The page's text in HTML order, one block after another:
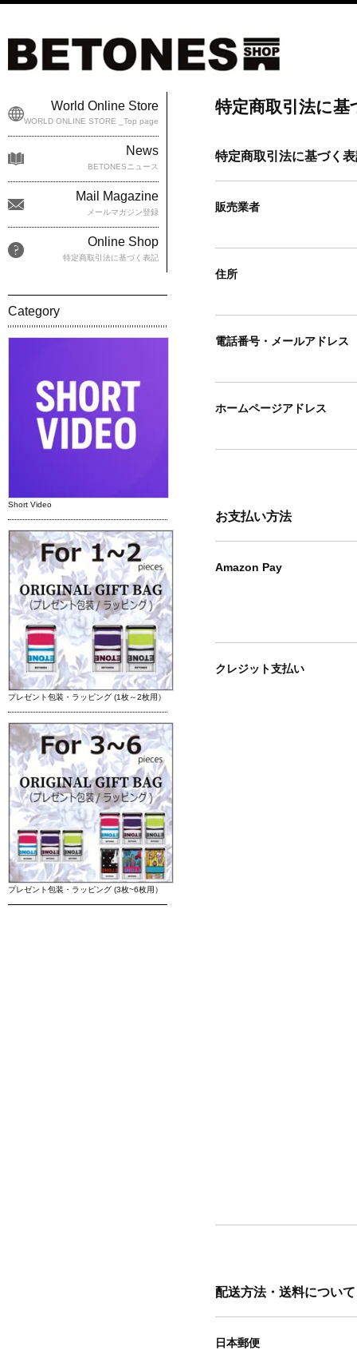
特定商取引法に基
特定商取引法に基づく
販売業者
住所
電話番号・メールアドレス
ホームページアドレス
お支払い方法
Amazon Pay
クレジット支払い
配送方法・送料について
日本郵便
World Online Store
WORLD ONLINE STORE _Top page
News
BETONESニュース
Mail Magazine
メールマガジン登録
Online Shop
特定商取引法に基づく表記
Category
Short Video
プレゼント包装・ラッピング (1枚～2枚用）
プレゼント包装・ラッピング (3枚~6枚用）